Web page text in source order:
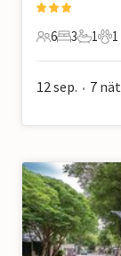
6 Gäster
6
3 Sovrum
3
1
1
1
1
12 sep. • 7